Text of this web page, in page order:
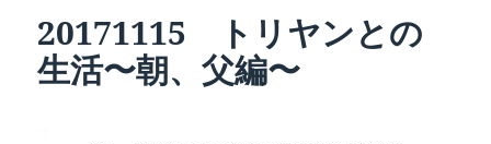
ー
20171115 トリヤンとの
生活〜朝、父編〜